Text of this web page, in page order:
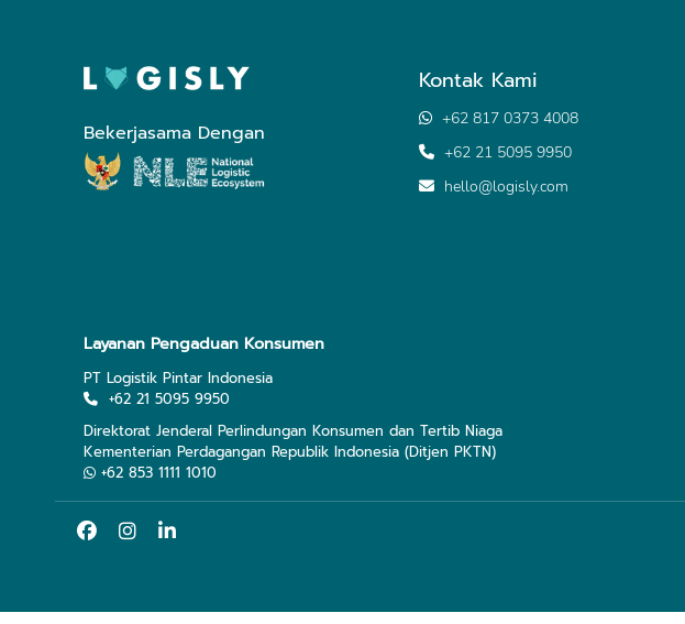
Bekerjasama Dengan
Kontak Kami
+62 817 0373 4008
+62 21 5095 9950
hello@logisly.com
Layanan Pengaduan Konsumen
PT Logistik Pintar Indonesia
+62 21 5095 9950
Direktorat Jenderal Perlindungan Konsumen dan Tertib Niaga
Kementerian Perdagangan Republik Indonesia (Ditjen PKTN)
+62 853 1111 1010